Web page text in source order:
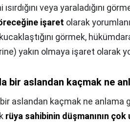
veya yaraladığını
işaret olarak
görmek,
yakın olmaya işaret olarak
bir aslandan kaçmak ne
aslandan kaçmak ne anlama
rüya sahibinin düşmanının